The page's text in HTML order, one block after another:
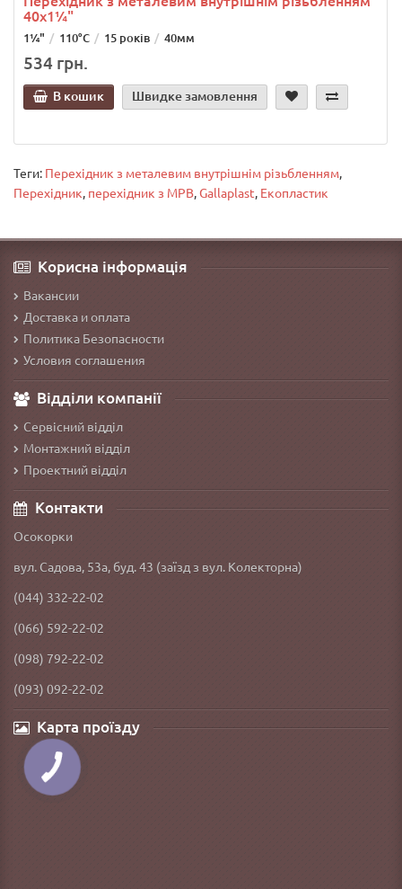
40х1¼"
1¼" 110°С 15 років 40мм
534 грн.
В кошик Швидке замовлення
Теги: Перехідник з металевим внутрішнім різьбленням,
Перехідник, перехідник з МРВ,Gallaplast, Екопластик
Корисна інформація
Вакансии
Доставка и оплата
Политика Безопасности
Условия соглашения
Відділи компанії
Сервісний відділ
Монтажний відділ
Проектний відділ
Контакти
Осокорки
вул. Садова, 53а, буд. 43 (заїзд з вул. Колекторна)
(044) 332-22-02
(066) 592-22-02
(098) 792-22-02
(093) 092-22-02
Карта проїзду